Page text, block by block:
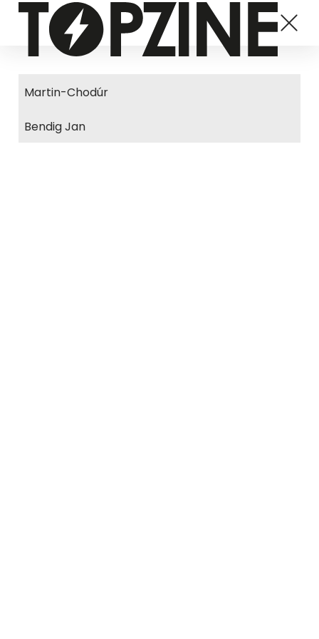
Martin-Chodúr
Bendig Jan